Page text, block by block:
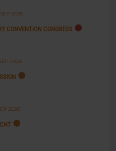
2026
CONVENTION CONGRESS
2026
2026